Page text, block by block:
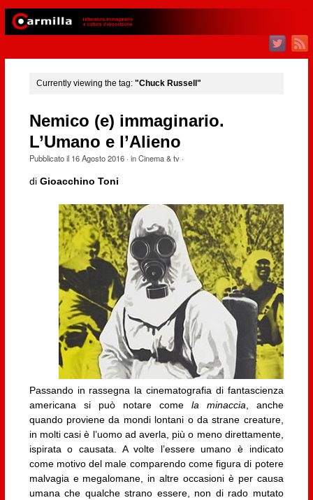
Currently viewing the tag: "Chuck Russell"
Nemico (e) immaginario.
L’Umano e l’Alieno
Pubblicato il 16 Agosto 2016· inCinema & tv·
di Gioacchino Toni
Passando in rassegna la cinematografia di fantascienza
americana si può notare come la minaccia , anche
quando proviene da mondi lontani o da strane creature,
in molti casi è l’uomo ad averla, più o meno direttamente,
ispirata o causata. A volte l’essere umano è indicato
come motivo del male comparendo come figura di potere
malvagia e megalomane, in altre occasioni è per causa
umana che qualche strano essere, non di rado mutato